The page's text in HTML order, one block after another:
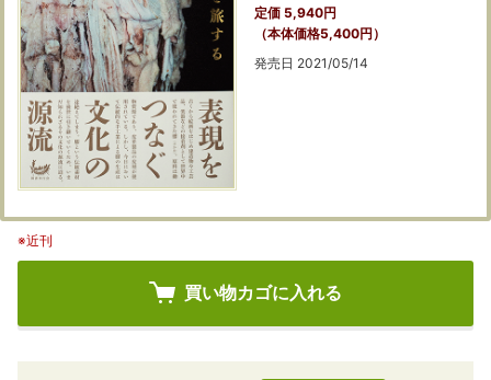
定価 5,940円
（本体価格5,400円）
発売日 2021/05/14
※近刊
買い物カゴに入れる